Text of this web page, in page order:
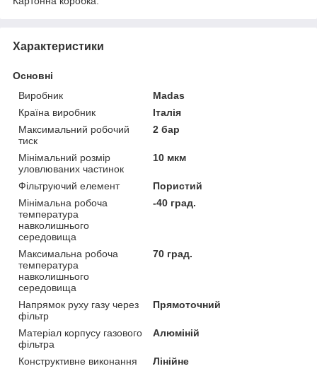
Характеристики
Основні
Виробник
Madas
Країна виробник
Італія
Максимальний робочий
тиск
2 бар
Мінімальний розмір
уловлюваних частинок
10 мкм
Фільтруючий елемент
Пористий
Мінімальна робоча
температура
навколишнього
середовища
-40 град.
Максимальна робоча
температура
навколишнього
середовища
70 град.
Напрямок руху газу через
фільтр
Прямоточний
Матеріал корпусу газового
фільтра
Алюміній
Конструктивне виконання
Лінійне